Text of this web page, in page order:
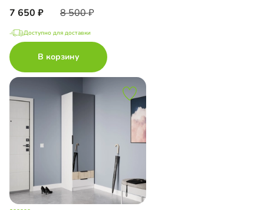
7 650 8 500
Доступно для доставки
В корзину